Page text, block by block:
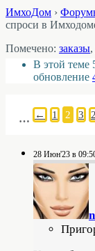
ИмхоДом ›
спроси в
Помечено: заказы,
В этой теме
обновление
← 1 2 3
…
28 Июн'23 в